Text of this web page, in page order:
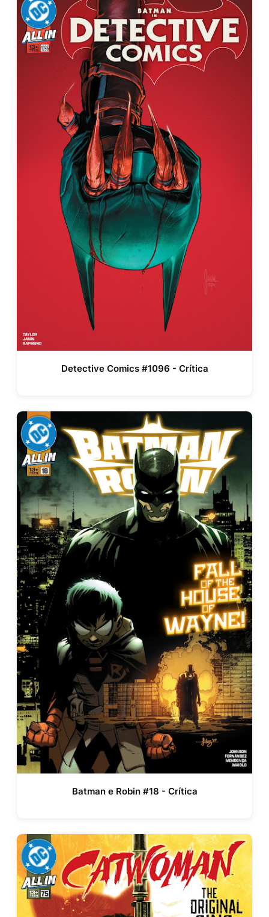
Detective Comics #1096 - Crítica
Batman e Robin #18 - Crítica